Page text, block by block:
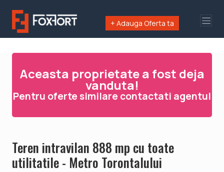
+ Adauga Oferta ta
Aceasta proprietate a fost deja
vanduta!
Pentru oferte similare contactati agentul
Teren intravilan 888 mp cu toate
utilitatile - Metro Torontalului